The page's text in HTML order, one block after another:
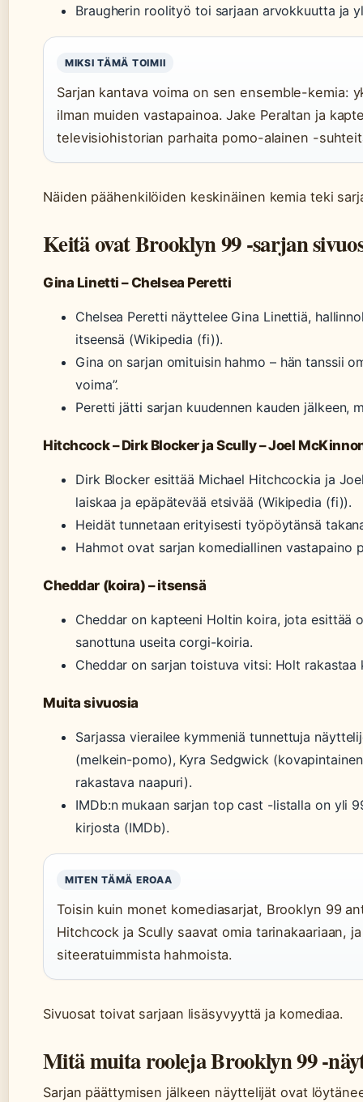
Braugherin roolityö toi sarjaan arvokkuutta ja
MIKSI TÄMÄ TOIMII
Sarjan kantava voima on sen ensemble-kemia:
ilman muiden vastapainoa. Jake Peraltan ja
televisiohistorian parhaita pomo-alainen -
Näiden päähenkilöiden keskinäinen kemia teki
Keitä ovat Brooklyn 99 -sarjan
Gina Linetti – Chelsea Peretti
Chelsea Peretti näyttelee Gina Linettiä,
itseensä (Wikipedia (fi)).
Gina on sarjan omituisin hahmo – hän tanssii
voima”.
Peretti jätti sarjan kuudennen kauden jälkeen,
Hitchcock – Dirk Blocker ja Scully – Joel
Dirk Blocker esittää Michael Hitchcockia ja
laiskaa ja epäpätevää etsivää (Wikipedia (fi)).
Heidät tunnetaan erityisesti työpöytänsä
Hahmot ovat sarjan komediallinen vastapaino
Cheddar (koira) – itsensä
Cheddar on kapteeni Holtin koira, jota esittää
sanottuna useita corgi-koiria.
Cheddar on sarjan toistuva vitsi: Holt rakastaa
Muita sivuosia
Sarjassa vierailee kymmeniä tunnettuja
(melkein-pomo), Kyra Sedgwick
rakastava naapuri).
IMDb:n mukaan sarjan top cast -listalla on yli
kirjosta (IMDb).
MITEN TÄMÄ EROAA
Toisin kuin monet komediasarjat, Brooklyn 99
Hitchcock ja Scully saavat omia tarinakaariaan,
siteeratuimmista hahmoista.
Sivuosat toivat sarjaan lisäsyvyyttä ja komediaa.
Mitä muita rooleja Brooklyn 99 -
Sarjan päättymisen jälkeen näyttelijät ovat